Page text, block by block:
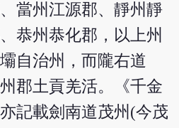
當州江源郡、靜州靜
恭州恭化郡，以上州
自治州，而隴右道
郡土貢羌活。《千金
記載劍南道茂州(今茂